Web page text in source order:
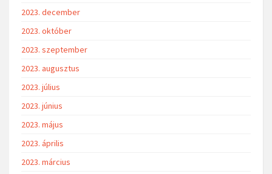
2023. december
2023. október
2023. szeptember
2023. augusztus
2023. július
2023. június
2023. május
2023. április
2023. március